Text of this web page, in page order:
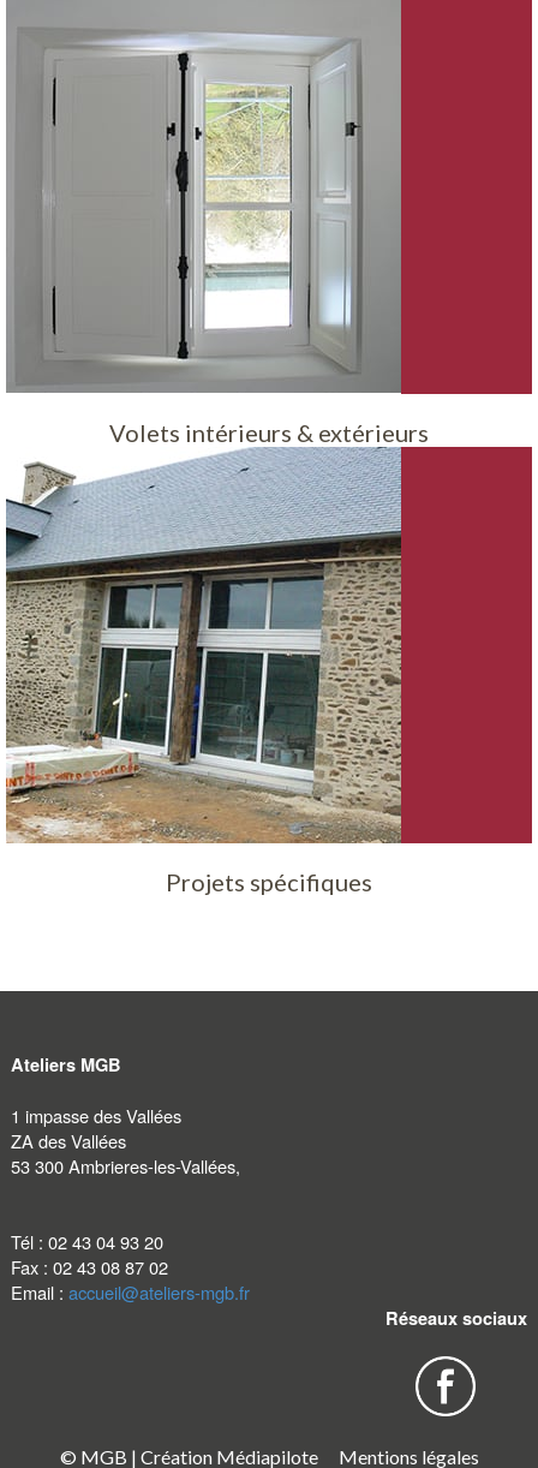
Volets intérieurs & extérieurs
Projets spécifiques
Ateliers MGB
1 impasse des Vallées
ZA des Vallées
53 300 Ambrieres-les-Vallées,
Tél :02 43 04 93 20
Fax :02 43 08 87 02
Email :accueil@ateliers-mgb.fr
Réseaux sociaux
© MGB | Création Médiapilote Mentions légales